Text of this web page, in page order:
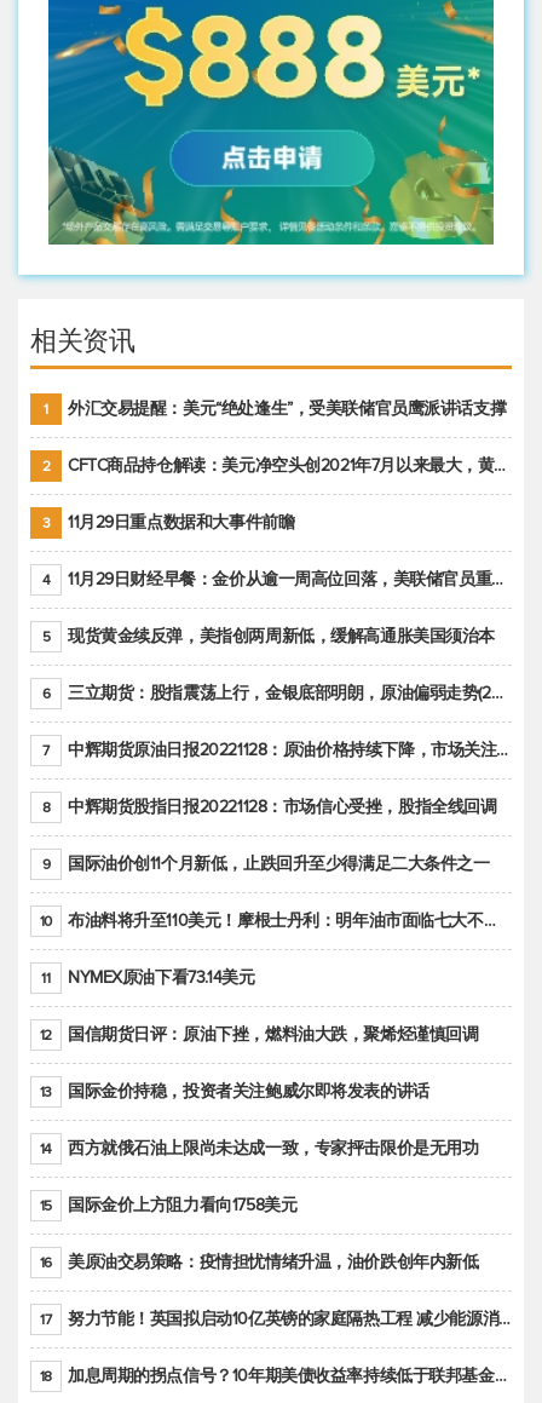
相关资讯
1 外汇交易提醒：美元“绝处逢生”，受美联储官员鹰派讲话支撑
2 CFTC商品持仓解读：美元净空头创2021年7月以来最大，黄金期货投机性净多头头寸减少
3 11月29日重点数据和大事件前瞻
4 11月29日财经早餐：金价从逾一周高位回落，美联储官员重申鹰派立场推动美元回升
5 现货黄金续反弹，美指创两周新低，缓解高通胀美国须治本
6 三立期货：股指震荡上行，金银底部明朗，原油偏弱走势(20221128收评)
7 中辉期货原油日报20221128：原油价格持续下降，市场关注OPEC+新一轮产能政策
8 中辉期货股指日报20221128：市场信心受挫，股指全线回调
9 国际油价创11个月新低，止跌回升至少得满足二大条件之一
10 布油料将升至110美元！摩根士丹利：明年油市面临七大不确定性
11 NYMEX原油下看73.14美元
12 国信期货日评：原油下挫，燃料油大跌，聚烯烃谨慎回调
13 国际金价持稳，投资者关注鲍威尔即将发表的讲话
14 西方就俄石油上限尚未达成一致，专家抨击限价是无用功
15 国际金价上方阻力看向1758美元
16 美原油交易策略：疫情担忧情绪升温，油价跌创年内新低
17 努力节能！英国拟启动10亿英镑的家庭隔热工程 减少能源消耗
18 加息周期的拐点信号？10年期美债收益率持续低于联邦基金利率目标区间